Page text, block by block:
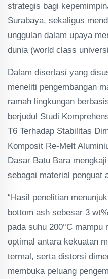
strategis bagi
Surabaya, sekaligus
unggulan dalam upaya
dunia (world class
Dalam disertasi yang
meneliti pengembangan
ramah lingkungan
berjudul Studi
T6 Terhadap Stabilitas
Komposit Re-Melt
Dasar Batu Bara
sebagai material penguat
“Hasil penelitian
bottom ash sebesar 3
pada suhu 200°C
optimal antara kekuatan
termal, serta distorsi
membuka peluang